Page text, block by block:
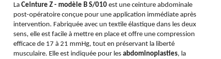
La Ceinture Z - modèle B S/010 est une ceinture abdominale
post-opératoire conçue pour une application immédiate après
intervention. Fabriquée avec un textile élastique dans les deux
sens, elle est facile à mettre en place et offre une compression
efficace de 17 à 21 mmHg, tout en préservant la liberté
musculaire. Elle est indiquée pour les abdominoplasties, la